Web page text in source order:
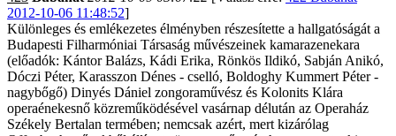
2012-10-06 11:48:52]
Különleges és emlékezetes élményben részesítette a hallgatóságát a
Budapesti Filharmóniai Társaság művészeinek kamarazenekara
(előadók: Kántor Balázs, Kádi Erika, Rönkös Ildikó, Sabján Anikó,
Dóczi Péter, Karasszon Dénes - cselló, Boldoghy Kummert Péter -
nagybőgő) Dinyés Dániel zongoraművész és Kolonits Klára
operaénekesnő közreműködésével vasárnap délután az Operaház
Székely Bertalan termében; nemcsak azért, mert kizárólag